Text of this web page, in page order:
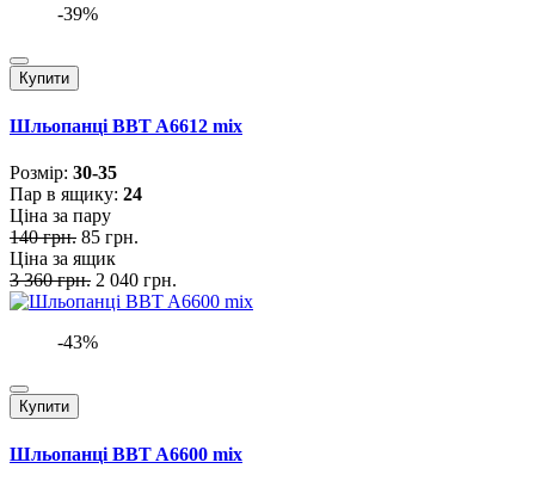
-39%
Купити
Шльопанці BBT A6612 mix
Розмiр: 30-35
Пар в ящику: 24
Ціна за пару
140 грн. 85 грн.
Ціна за ящик
3 360 грн. 2 040 грн.
-43%
Купити
Шльопанці BBT A6600 mix